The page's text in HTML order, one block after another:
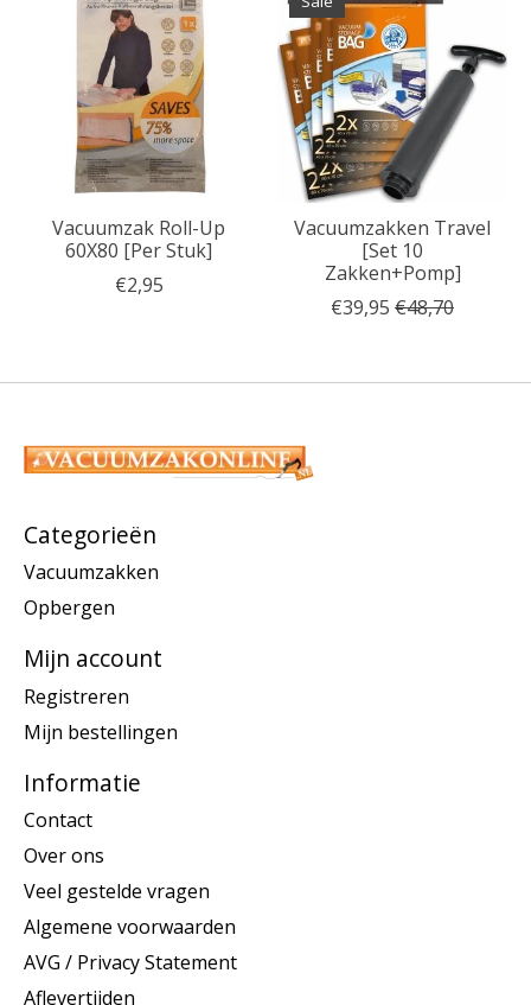
Vacuumzak Roll-Up
60X80 [Per Stuk]
€2,95
Vacuumzakken Travel
[Set 10
Zakken+Pomp]
€39,95 €48,70
Categorieën
Vacuumzakken
Opbergen
Mijn account
Registreren
Mijn bestellingen
Informatie
Contact
Over ons
Veel gestelde vragen
Algemene voorwaarden
AVG / Privacy Statement
Aflevertijden